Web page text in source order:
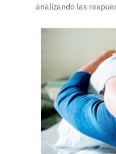
analizando las